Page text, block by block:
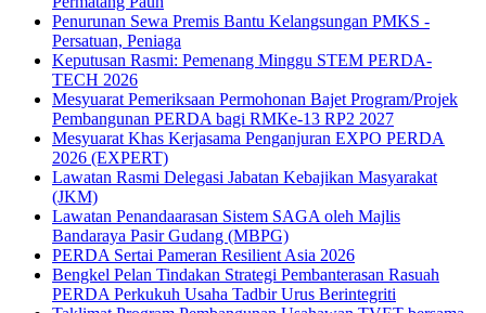
Penurunan Sewa Premis Bantu Kelangsungan PMKS -
Persatuan, Peniaga
Keputusan Rasmi: Pemenang Minggu STEM PERDA-
TECH 2026
Mesyuarat Pemeriksaan Permohonan Bajet Program/Projek
Pembangunan PERDA bagi RMKe-13 RP2 2027
Mesyuarat Khas Kerjasama Penganjuran EXPO PERDA
2026 (EXPERT)
Lawatan Rasmi Delegasi Jabatan Kebajikan Masyarakat
(JKM)
Lawatan Penandaarasan Sistem SAGA oleh Majlis
Bandaraya Pasir Gudang (MBPG)
PERDA Sertai Pameran Resilient Asia 2026
Bengkel Pelan Tindakan Strategi Pembanterasan Rasuah
PERDA Perkukuh Usaha Tadbir Urus Berintegriti